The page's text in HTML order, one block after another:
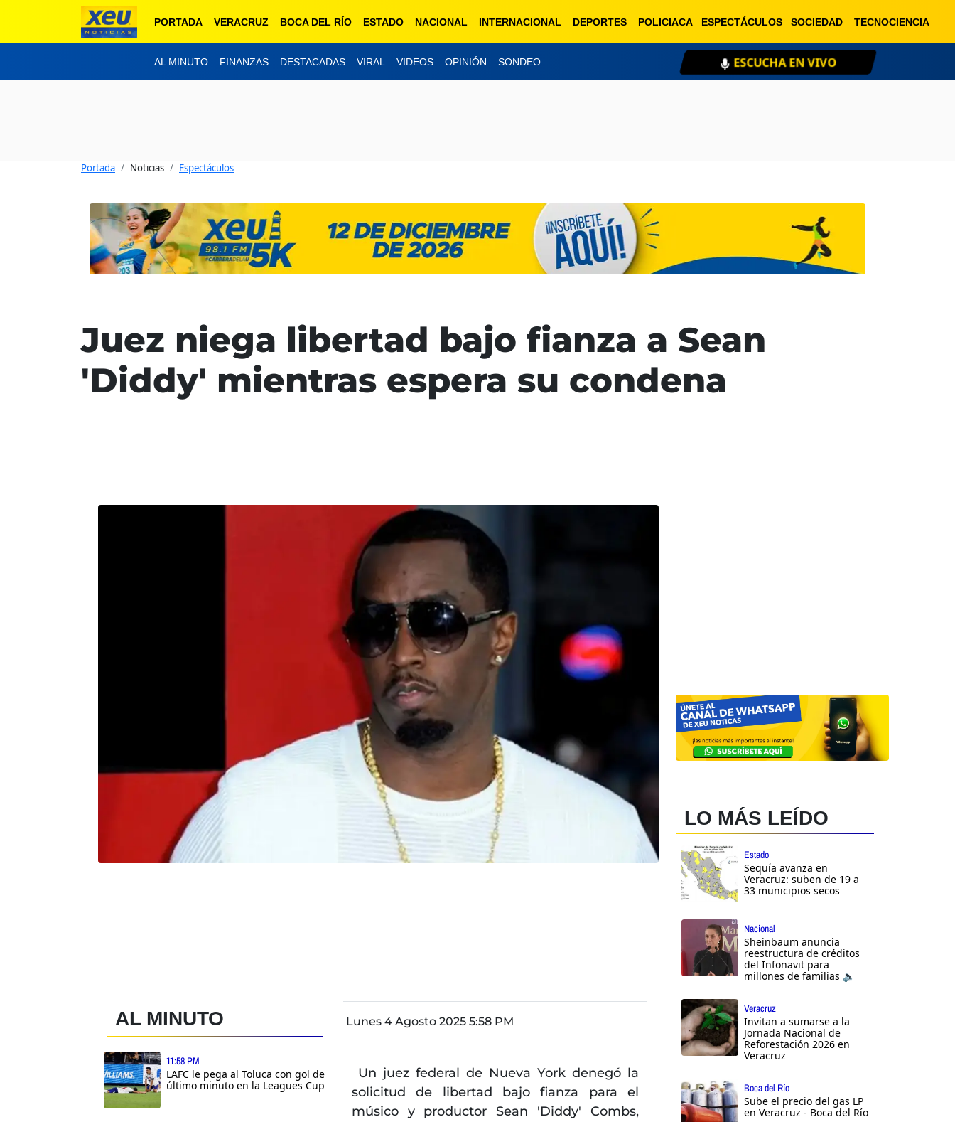
PORTADA VERACRUZ BOCA DEL RÍO ESTADO NACIONAL INTERNACIONAL DEPORTES POLICIACA ESPECTÁCULOS SOCIEDAD TECNOCIENCIA
AL MINUTO FINANZAS DESTACADAS VIRAL VIDEOS OPINIÓN SONDEO ESCUCHA EN VIVO
Portada Noticias Espectáculos
Juez niega libertad bajo fianza a Sean
'Diddy' mientras espera su condena
AL MINUTO
11:58 PM
LAFC le pega al Toluca con gol de
último minuto en la Leagues Cup
Lunes 4 Agosto 2025 5:58 PM
Un juez federal de Nueva York denegó la
solicitud de libertad bajo fianza para el
músico y productor Sean 'Diddy' Combs,
LO MÁS LEÍDO
Estado
Sequía avanza en
Veracruz: suben de 19 a
33 municipios secos
Nacional
Sheinbaum anuncia
reestructura de créditos
del Infonavit para
millones de familias 🔈
Veracruz
Invitan a sumarse a la
Jornada Nacional de
Reforestación 2026 en
Veracruz
Boca del Río
Sube el precio del gas LP
en Veracruz - Boca del Río